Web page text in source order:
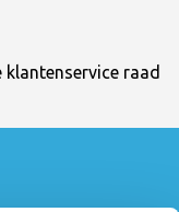
klantenservice raad